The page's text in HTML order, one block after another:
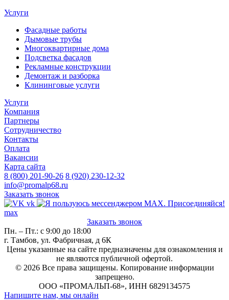
Услуги
Фасадные работы
Дымовые трубы
Многоквартирные дома
Подсветка фасадов
Рекламные конструкции
Демонтаж и разборка
Клининговые услуги
Услуги
Компания
Партнеры
Сотрудничество
Контакты
Оплата
Вакансии
Карта сайта
8 (800) 201-90-26 8 (920) 230-12-32
info@promalp68.ru
Заказать звонок
vk
max
Заказать звонок
Пн. – Пт.: с 9:00 до 18:00
г. Тамбов, ул. Фабричная, д 6К
Цены указанные на сайте предназначены для ознакомления и
не являются публичной офертой.
© 2026 Все права защищены. Копирование информации
запрещено.
ООО «ПРОМАЛЬП-68», ИНН 6829134575
Напишите нам, мы онлайн